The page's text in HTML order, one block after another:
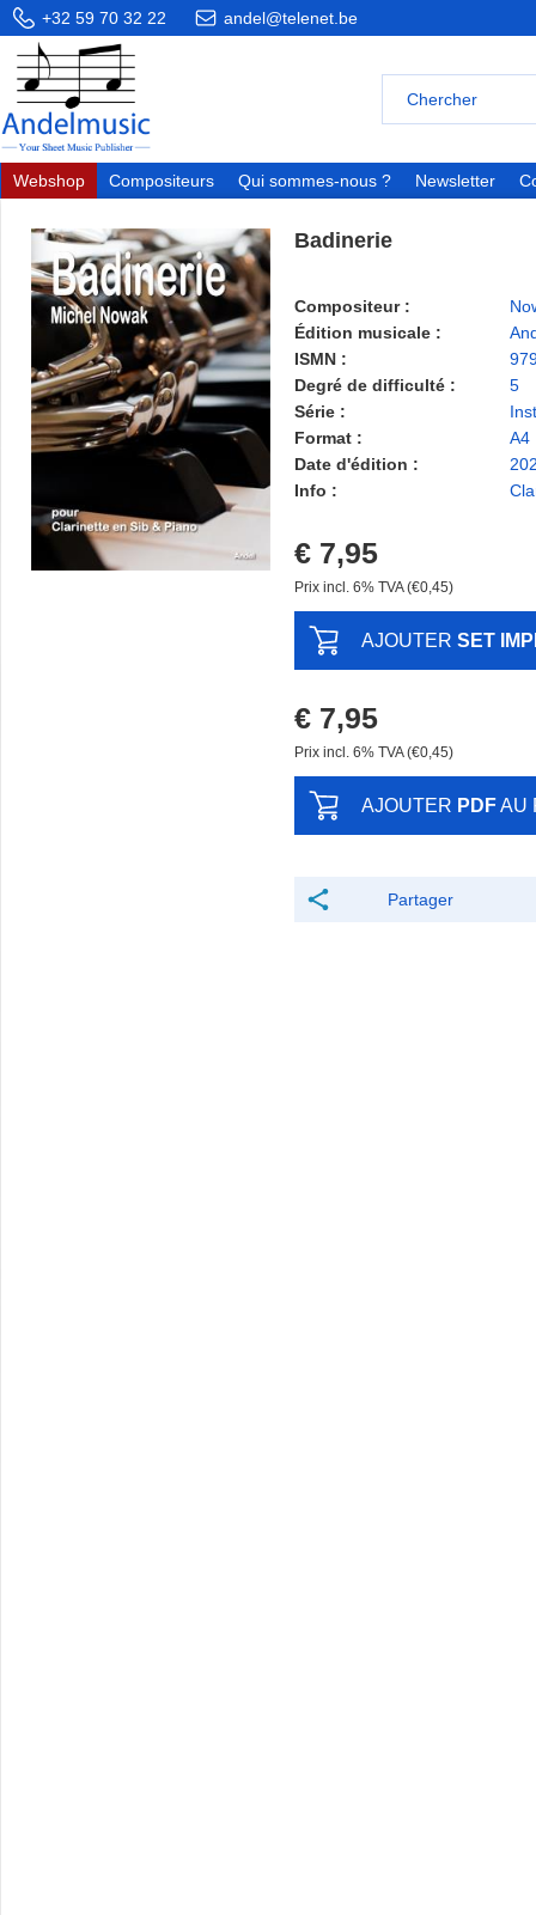
+32 59 70 32 22 andel@telenet.be
Webshop Compositeurs Qui sommes-nous ? Newsletter
Badinerie
Compositeur :
Édition musicale :
ISMN :
Degré de difficulté :
5
Série :
Format :
A4
Date d'édition :
Info :
€ 7,95
Prix ​​incl. 6% TVA (€0,45)
AJOUTER SET
€ 7,95
Prix ​​incl. 6% TVA (€0,45)
AJOUTER PDFAU
Partager